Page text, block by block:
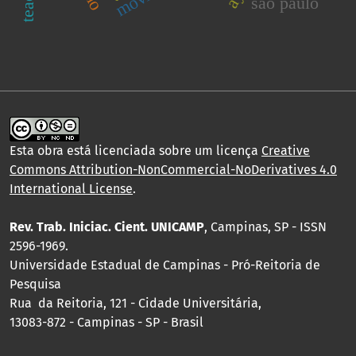
Esta obra está licenciada sobre um licença Creative
Commons Attribution-NonCommercial-NoDerivatives 4.0
International License.
Rev. Trab. Iniciac. Cient. UNICAMP, Campinas, SP - ISSN
2596-1969.
Universidade Estadual de Campinas - Pró-Reitoria de
Pesquisa
Rua da Reitoria, 121 - Cidade Universitária,
13083-872 - Campinas - SP - Brasil